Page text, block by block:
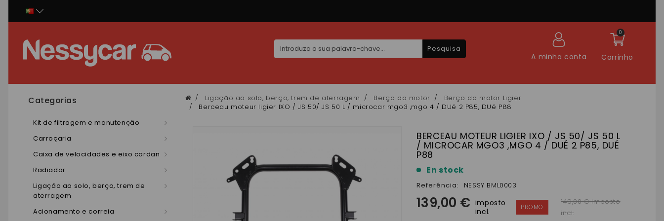
Carrinho
0
A minha conta
Pesquisa
Categorias
Kit de filtragem e manutenção
Carroçaria
Caixa de velocidades e eixo cardan
Radiador
Ligação ao solo, berço, trem de
aterragem
Acionamento e correia
Ligação ao solo, berço, trem de aterragem Berço do motor
Berço do motor Ligier
Berceau moteur ligier IXO / JS 50/ JS 50 L / microcar mgo3 ,mgo 4 / DUé 2 P85, DUé P88
BERCEAU MOTEUR LIGIER IXO / JS 50/ JS 50 L
/ MICROCAR MGO3 ,MGO 4 / DUÉ 2 P85, DUÉ
P88
En stock
Referência: NESSY BML0003
139,00 € imposto
incl.
149,00 € imposto
incl.